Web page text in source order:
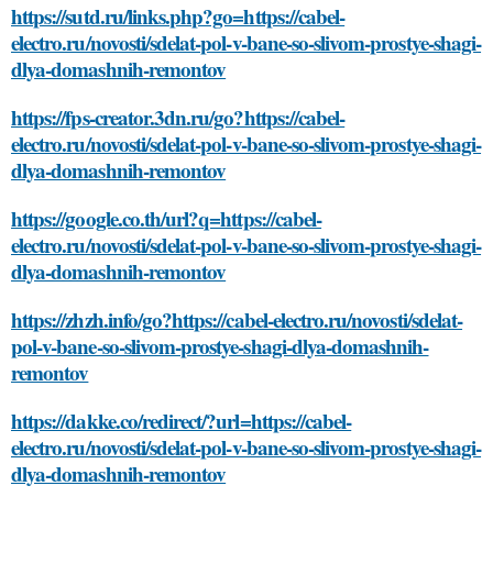
https://sutd.ru/links.php?go=https://cabel-
electro.ru/novosti/sdelat-pol-v-bane-so-slivom-prostye-shagi-
dlya-domashnih-remontov
https://fps-creator.3dn.ru/go?https://cabel-
electro.ru/novosti/sdelat-pol-v-bane-so-slivom-prostye-shagi-
dlya-domashnih-remontov
https://google.co.th/url?q=https://cabel-
electro.ru/novosti/sdelat-pol-v-bane-so-slivom-prostye-shagi-
dlya-domashnih-remontov
https://zhzh.info/go?https://cabel-electro.ru/novosti/sdelat-
pol-v-bane-so-slivom-prostye-shagi-dlya-domashnih-
remontov
https://dakke.co/redirect/?url=https://cabel-
electro.ru/novosti/sdelat-pol-v-bane-so-slivom-prostye-shagi-
dlya-domashnih-remontov